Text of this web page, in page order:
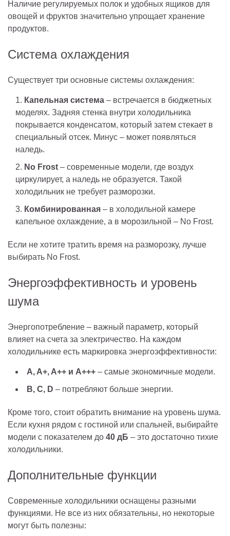
Наличие регулируемых полок и удобных ящиков для
овощей и фруктов значительно упрощает хранение
продуктов.
Система охлаждения
Существует три основные системы охлаждения:
Капельная система – встречается в бюджетных
моделях. Задняя стенка внутри холодильника
покрывается конденсатом, который затем стекает в
специальный отсек. Минус – может появляться
наледь.
No Frost – современные модели, где воздух
циркулирует, а наледь не образуется. Такой
холодильник не требует разморозки.
Комбинированная – в холодильной камере
капельное охлаждение, а в морозильной – No Frost.
Если не хотите тратить время на разморозку, лучше
выбирать No Frost.
Энергоэффективность и уровень
шума
Энергопотребление – важный параметр, который
влияет на счета за электричество. На каждом
холодильнике есть маркировка энергоэффективности:
A, A+, A++ и A+++ – самые экономичные модели.
B, C, D – потребляют больше энергии.
Кроме того, стоит обратить внимание на уровень шума.
Если кухня рядом с гостиной или спальней, выбирайте
модели с показателем до 40 дБ – это достаточно тихие
холодильники.
Дополнительные функции
Современные холодильники оснащены разными
функциями. Не все из них обязательны, но некоторые
могут быть полезны: